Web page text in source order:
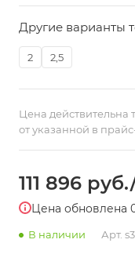
Другие варианты
2 2,5
Цена действительна
от указанной в
111 896 руб.
Цена обновлена
В наличии Арт.